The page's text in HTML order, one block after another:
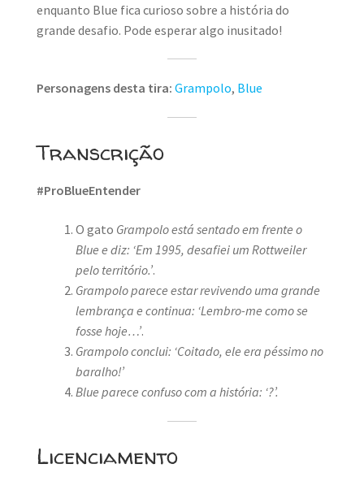
enquanto Blue fica curioso sobre a história do
grande desafio. Pode esperar algo inusitado!
Personagens desta tira: Grampolo, Blue
Transcrição
#ProBlueEntender
O gato Grampolo está sentado em frente o
Blue e diz: ‘Em 1995, desafiei um Rottweiler
pelo território.’.
Grampolo parece estar revivendo uma grande
lembrança e continua: ‘Lembro-me como se
fosse hoje…’.
Grampolo conclui: ‘Coitado, ele era péssimo no
baralho!’
Blue parece confuso com a história: ‘?’.
Licenciamento